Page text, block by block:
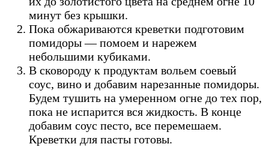
минут без крышки.
Пока обжариваются креветки подготовим
помидоры — помоем и нарежем
небольшими кубиками.
В сковороду к продуктам вольем соевый
соус, вино и добавим нарезанные помидоры.
Будем тушить на умеренном огне до тех пор,
пока не испарится вся жидкость. В конце
добавим соус песто, все перемешаем.
Креветки для пасты готовы.